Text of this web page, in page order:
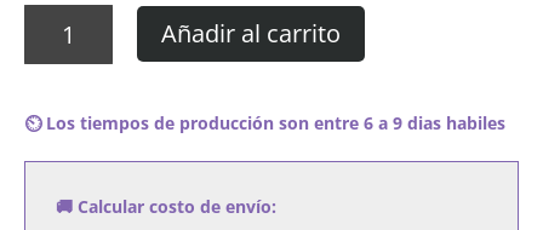
Bunnymen
-
cantidad
Añadir al carrito
⏲️ Los tiempos de producción son entre 6 a 9 dias habiles
🚚 Calcular costo de envío: